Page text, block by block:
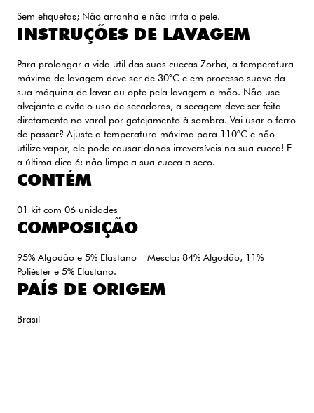
Sem etiquetas; Não arranha e não irrita a pele.
INSTRUÇÕES DE LAVAGEM
Para prolongar a vida útil das suas cuecas Zorba, a temperatura
máxima de lavagem deve ser de 30°C e em processo suave da
sua máquina de lavar ou opte pela lavagem a mão. Não use
alvejante e evite o uso de secadoras, a secagem deve ser feita
diretamente no varal por gotejamento à sombra. Vai usar o ferro
de passar? Ajuste a temperatura máxima para 110°C e não
utilize vapor, ele pode causar danos irreversíveis na sua cueca! E
a última dica é: não limpe a sua cueca a seco.
CONTÉM
01 kit com 06 unidades
COMPOSIÇÃO
95% Algodão e 5% Elastano | Mescla: 84% Algodão, 11%
Poliéster e 5% Elastano.
PAÍS DE ORIGEM
Brasil